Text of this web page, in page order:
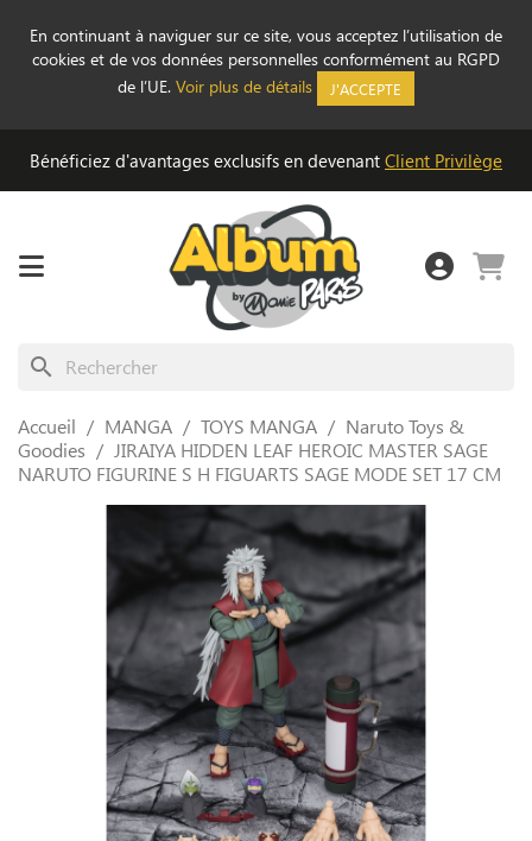
En continuant à naviguer sur ce site, vous acceptez l’utilisation de
cookies et de vos données personnelles conformément au RGPD
de l’UE. Voir plus de détails J'ACCEPTE
Bénéficiez d'avantages exclusifs en devenant Client Privilège
search
Accueil MANGA TOYS MANGA
Naruto Toys &
Goodies
JIRAIYA HIDDEN LEAF HEROIC MASTER SAGE
NARUTO FIGURINE S H FIGUARTS SAGE MODE SET 17 CM